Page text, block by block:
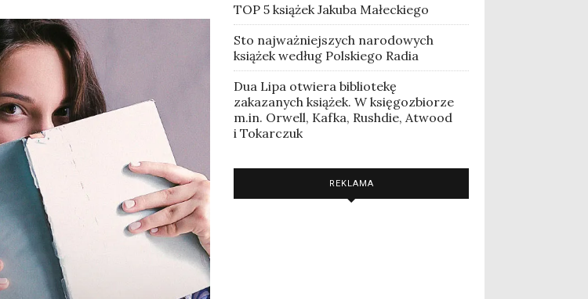
TOP 5 książek Jakuba Małeckiego
Sto najważniejszych narodowych
książek według Polskiego Radia
Dua Lipa otwiera bibliotekę
zakazanych książek. W księgozbiorze
m.in. Orwell, Kafka, Rushdie, Atwood
i Tokarczuk
REKLAMA